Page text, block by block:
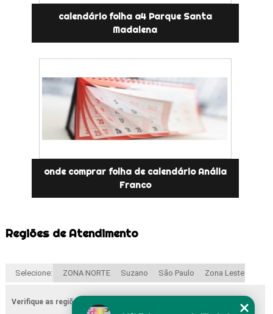
calendário folha a4 Parque Santa
Madalena
onde comprar folha de calendário Anália
Franco
Regiões de Atendimento
Selecione: ZONA NORTE Suzano São Paulo Zona Leste
Verifique as regiões que atendemos